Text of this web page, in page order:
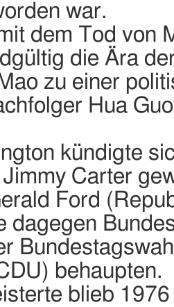
war.
dem Tod von
die Ära
zu einer
Hua
kündigte
Carter
Ford
dagegen
behaupten.
blieb